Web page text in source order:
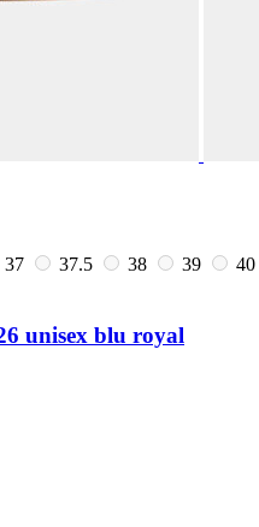
37 37.5 38 39
40
unisex blu royal